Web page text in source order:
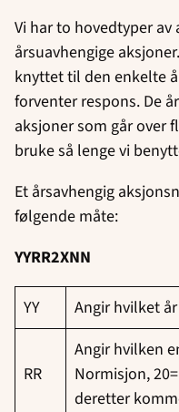
Vi har to hovedtyper av
årsuavhengige
knyttet til den enkelte
forventer respons. De
aksjoner som går over
bruke så lenge vi
Et årsavhengig
følgende måte:
YYRR2XNN
YY Angir hvilket
RR
Angir hvilken
Normisjon,
deretter